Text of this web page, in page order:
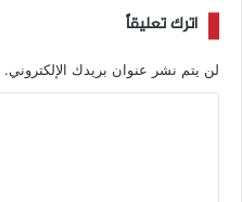
اترك تعليقاً
لن يتم نشر عنوان بريدك الإلكتروني.